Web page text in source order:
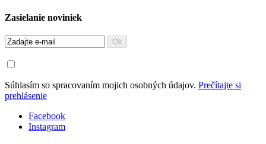
Zasielanie noviniek
Ok
Súhlasím so spracovaním mojich osobných údajov. Prečítajte si
prehlásenie
Facebook
Instagram